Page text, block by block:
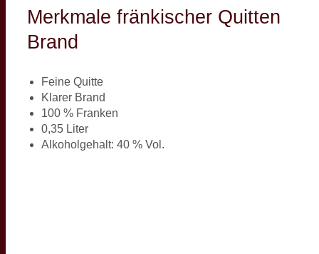
Merkmale fränkischer Quitten
Brand
Feine Quitte
Klarer Brand
100 % Franken
0,35 Liter
Alkoholgehalt: 40 % Vol.